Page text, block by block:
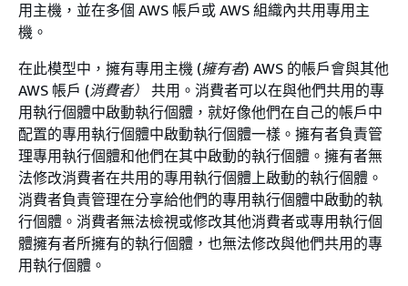
用主機，並在多個 AWS 帳戶或 AWS 組織內共用專用主
機。
在此模型中，擁有專用主機 (擁有者) AWS 的帳戶會與其他
AWS 帳戶 (消費者） 共用。消費者可以在與他們共用的專
用執行個體中啟動執行個體，就好像他們在自己的帳戶中
配置的專用執行個體中啟動執行個體一樣。擁有者負責管
理專用執行個體和他們在其中啟動的執行個體。擁有者無
法修改消費者在共用的專用執行個體上啟動的執行個體。
消費者負責管理在分享給他們的專用執行個體中啟動的執
行個體。消費者無法檢視或修改其他消費者或專用執行個
體擁有者所擁有的執行個體，也無法修改與他們共用的專
用執行個體。